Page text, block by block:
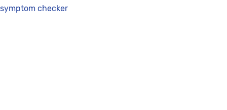
symptom checker